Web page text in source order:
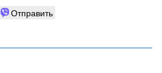
Отправить